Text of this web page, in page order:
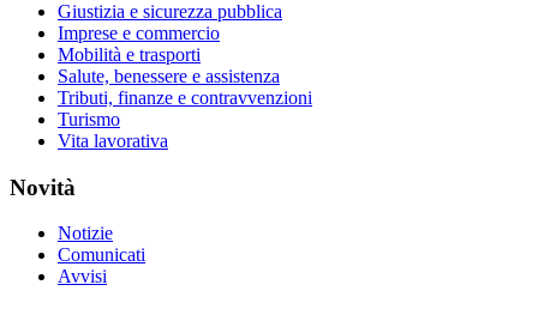
Giustizia e sicurezza pubblica
Imprese e commercio
Mobilità e trasporti
Salute, benessere e assistenza
Tributi, finanze e contravvenzioni
Turismo
Vita lavorativa
Novità
Notizie
Comunicati
Avvisi